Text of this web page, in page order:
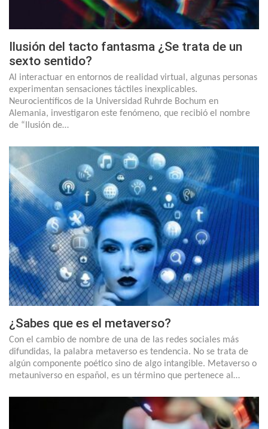
Ilusión del tacto fantasma ¿Se trata de un
sexto sentido?
Al interactuar en entornos de realidad virtual, algunas personas
experimentan sensaciones táctiles inexplicables.
Neurocientíficos de la Universidad Ruhrde Bochum en
Alemania, investigaron este fenómeno, que recibió el nombre
de “Ilusión de…
¿Sabes que es el metaverso?
Con el cambio de nombre de una de las redes sociales más
difundidas, la palabra metaverso es tendencia. No se trata de
algún componente poético sino de algo intangible. Metaverso o
metauniverso en español, es un término que pertenece al…